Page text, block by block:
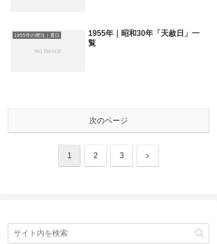
1955年の暦注｜選日
1955年｜昭和30年「天赦日」一
覧
次のページ
1 2 3 次